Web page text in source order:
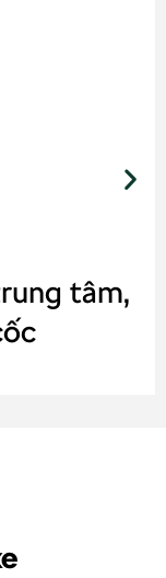
tâm,